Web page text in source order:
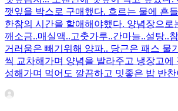
깻잎을 박스로 구매했다. 흐르는 물에 흔
한참의 시간을 할애해야했다. 양념장으로
깨소금..매실액..고춧가루..간마늘..설탕..
거러움은 빼기위해 양파.. 당근은 패스 물
씩 교차해가며 양념을 발라주고 냉장고에
성해가며 먹어도 깔끔하고 밋좋은 밥 반찬